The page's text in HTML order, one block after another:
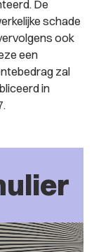
De
schade
ook
een
zal
in